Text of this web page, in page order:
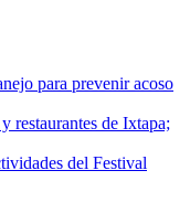
para prevenir acoso
restaurantes de Ixtapa;
del Festival